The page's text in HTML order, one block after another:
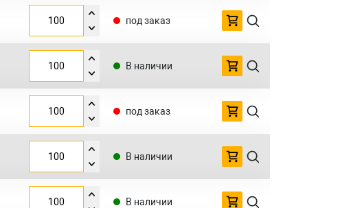
под заказ
В наличии
под заказ
В наличии
В наличии